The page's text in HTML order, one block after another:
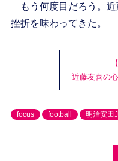
もう何度目だろう。近
挫折を味わってきた。
近藤友喜の
focus football 明治安田